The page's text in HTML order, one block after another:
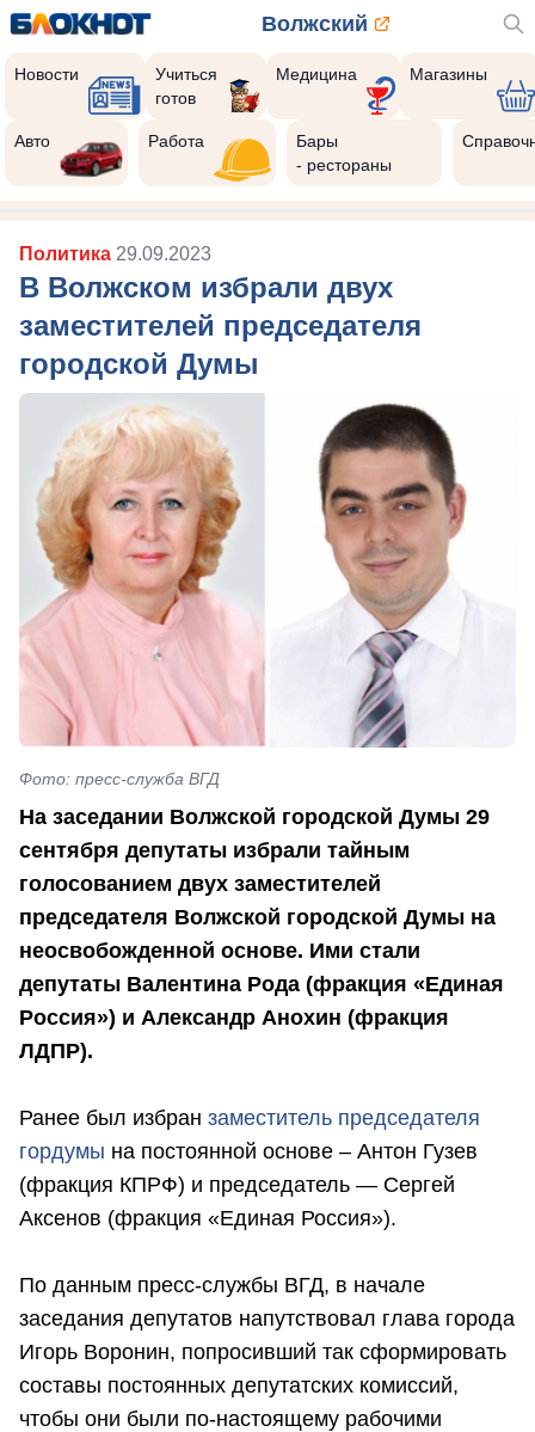
Волжский
Новости
Учиться
готов
Медицина Магазины
Авто Работа
Бары
- рестораны
Политика 29.09.2023
В Волжском избрали двух
заместителей председателя
городской Думы
Фото: пресс-служба ВГД
На заседании Волжской городской Думы 29
сентября депутаты избрали тайным
голосованием двух заместителей
председателя Волжской городской Думы на
неосвобожденной основе. Ими стали
депутаты Валентина Рода (фракция «Единая
Россия») и Александр Анохин (фракция
ЛДПР).
Ранее был избран заместитель председателя
гордумы на постоянной основе – Антон Гузев
(фракция КПРФ) и председатель — Сергей
Аксенов (фракция «Единая Россия»).
По данным пресс-службы ВГД, в начале
заседания депутатов напутствовал глава города
Игорь Воронин, попросивший так сформировать
составы постоянных депутатских комиссий,
чтобы они были по-настоящему рабочими